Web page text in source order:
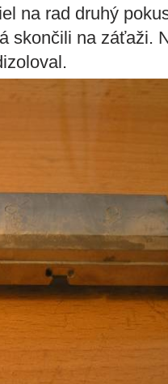
na rad druhý
skončili na záťaži.